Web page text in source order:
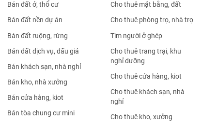
Bán đất ở, thổ cư
Bán đất nền dự án
Bán đất ruộng, rừng
Bán đất dịch vụ, đấu giá
Bán khách sạn, nhà nghỉ
Bán kho, nhà xưởng
Bán cửa hàng, kiot
Bán tòa chung cư mini
Cho thuê mặt bằng, đất
Cho thuê phòng trọ, nhà trọ
Tìm người ở ghép
Cho thuê trang trại, khu
nghỉ dưỡng
Cho thuê cửa hàng, kiot
Cho thuê khách sạn, nhà
nghỉ
Cho thuê kho, xưởng